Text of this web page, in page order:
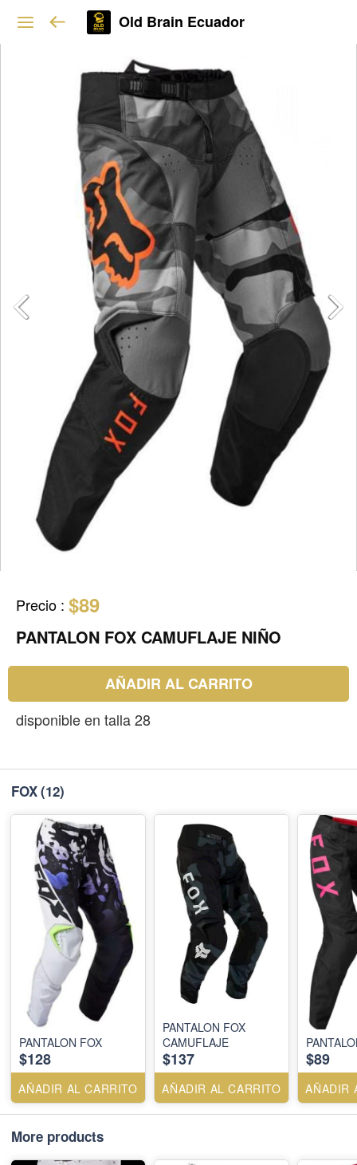
Old Brain Ecuador
Precio : $89
PANTALON FOX CAMUFLAJE NIÑO
AÑADIR AL CARRITO
disponible en talla 28
FOX(12)
PANTALON FOX
$128
AÑADIR AL CARRITO
PANTALON FOX
CAMUFLAJE
$137
AÑADIR AL CARRITO
$89
AÑADIR
More products